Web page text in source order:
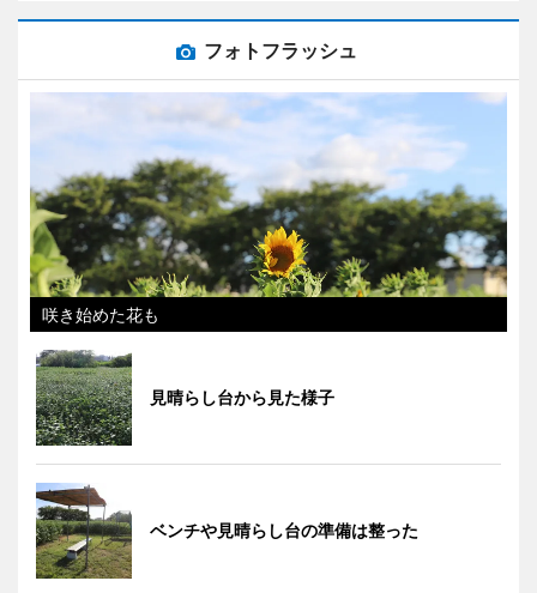
フォトフラッシュ
咲き始めた花も
見晴らし台から見た様子
ベンチや見晴らし台の準備は整った